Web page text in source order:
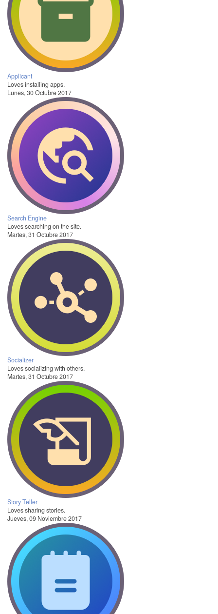
Applicant
Loves installing apps.
Lunes, 30 Octubre 2017
Search Engine
Loves searching on the site.
Martes, 31 Octubre 2017
Socializer
Loves socializing with others.
Martes, 31 Octubre 2017
Story Teller
Loves sharing stories.
Jueves, 09 Noviembre 2017